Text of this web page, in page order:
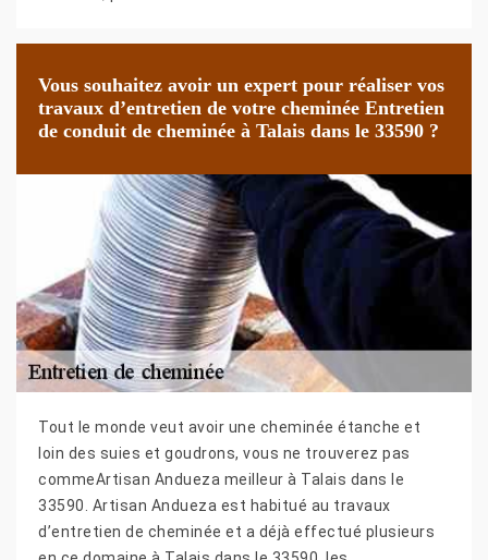
Vous souhaitez avoir un expert pour réaliser vos
travaux d’entretien de votre cheminée Entretien
de conduit de cheminée à Talais dans le 33590 ?
Tout le monde veut avoir une cheminée étanche et
loin des suies et goudrons, vous ne trouverez pas
commeArtisan Andueza meilleur à Talais dans le
33590. Artisan Andueza est habitué au travaux
d’entretien de cheminée et a déjà effectué plusieurs